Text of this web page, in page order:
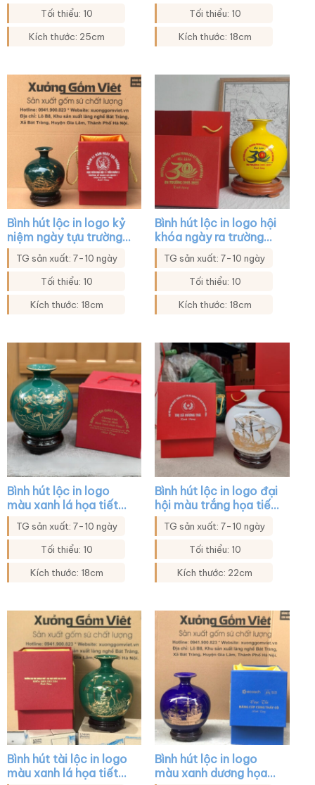
Tối thiểu: 10
Kích thước: 25cm
Tối thiểu: 10
Kích thước: 18cm
Bình hút lộc in logo kỷ
niệm ngày tựu trường
màu xanh lá họa tiết
thuận buồm xuôi gió
XG-BHL33
TG sản xuất: 7-10 ngày
Tối thiểu: 10
Kích thước: 18cm
Bình hút lộc in logo hội
khóa ngày ra trường
màu vàng XG-BHL12
TG sản xuất: 7-10 ngày
Tối thiểu: 10
Kích thước: 18cm
Bình hút lộc in logo
màu xanh lá họa tiết
hoa sen in decal vàng
XG-BHL27
TG sản xuất: 7-10 ngày
Tối thiểu: 10
Kích thước: 18cm
Bình hút lộc in logo đại
hội màu trắng họa tiết
thuận buồm xuôi gió
vàng kim XG-BHL45
TG sản xuất: 7-10 ngày
Tối thiểu: 10
Kích thước: 22cm
Bình hút tài lộc in logo
màu xanh lá họa tiết
Bình hút lộc in logo
màu xanh dương họa